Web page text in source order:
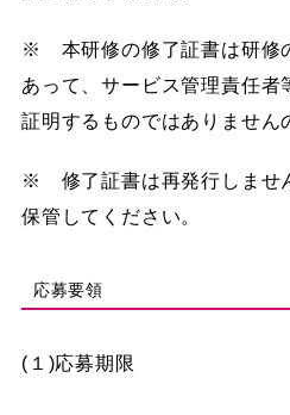
※ 本研修の修了証書は研修
あって、サービス管理責任者
証明するものではありません
※ 修了証書は再発行しませ
保管してください。
応募要領
(１)応募期限